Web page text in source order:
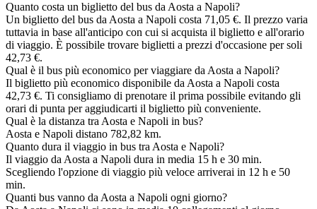
Quanto costa un biglietto del bus da Aosta a Napoli?
Un biglietto del bus da Aosta a Napoli costa 71,05 €. Il prezzo varia
tuttavia in base all'anticipo con cui si acquista il biglietto e all'orario
di viaggio. È possibile trovare biglietti a prezzi d'occasione per soli
42,73 €.
Qual è il bus più economico per viaggiare da Aosta a Napoli?
Il biglietto più economico disponibile da Aosta a Napoli costa
42,73 €. Ti consigliamo di prenotare il prima possibile evitando gli
orari di punta per aggiudicarti il biglietto più conveniente.
Qual è la distanza tra Aosta e Napoli in bus?
Aosta e Napoli distano 782,82 km.
Quanto dura il viaggio in bus tra Aosta e Napoli?
Il viaggio da Aosta a Napoli dura in media 15 h e 30 min.
Scegliendo l'opzione di viaggio più veloce arriverai in 12 h e 50
min.
Quanti bus vanno da Aosta a Napoli ogni giorno?